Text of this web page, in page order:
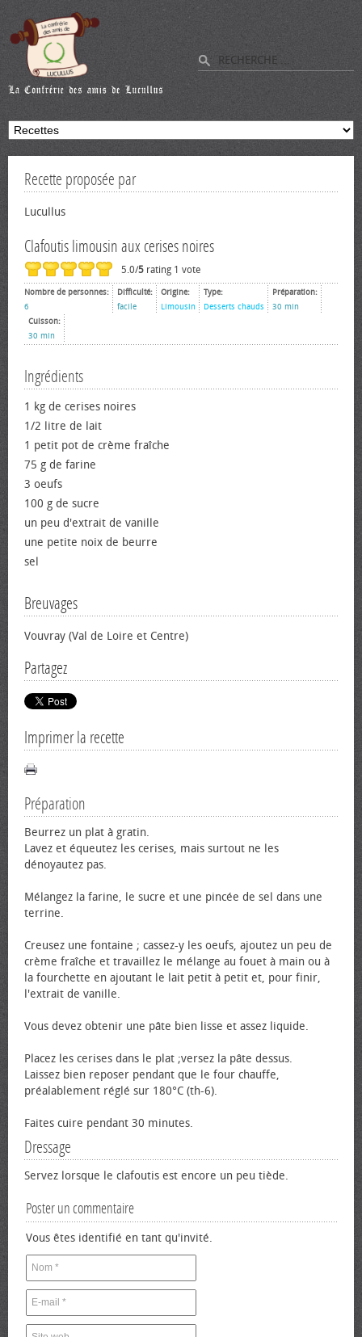
Recette proposée par
Lucullus
Clafoutis limousin aux cerises noires
5.0/5 rating 1 vote
Nombre de personnes:
6
Difficulté:
facile
Origine:
Limousin
Type:
Desserts chauds
Préparation:
30 min
Cuisson:
30 min
Ingrédients
1 kg de cerises noires
1/2 litre de lait
1 petit pot de crème fraîche
75 g de farine
3 œufs
100 g de sucre
un peu d'extrait de vanille
une petite noix de beurre
sel
Breuvages
Vouvray (Val de Loire et Centre)
Partagez
Imprimer la recette
Préparation
Beurrez un plat à gratin.
Lavez et équeutez les cerises, mais surtout ne les
dénoyautez pas.
Mélangez la farine, le sucre et une pincée de sel dans une
terrine.
Creusez une fontaine ; cassez-y les œufs, ajoutez un peu de
crème fraîche et travaillez le mélange au fouet à main ou à
la fourchette en ajoutant le lait petit à petit et, pour finir,
l'extrait de vanille.
Vous devez obtenir une pâte bien lisse et assez liquide.
Placez les cerises dans le plat ;versez la pâte dessus.
Laissez bien reposer pendant que le four chauffe,
préalablement réglé sur 180°C (th-6).
Faites cuire pendant 30 minutes.
Dressage
Servez lorsque le clafoutis est encore un peu tiède.
Poster un commentaire
Vous êtes identifié en tant qu'invité.